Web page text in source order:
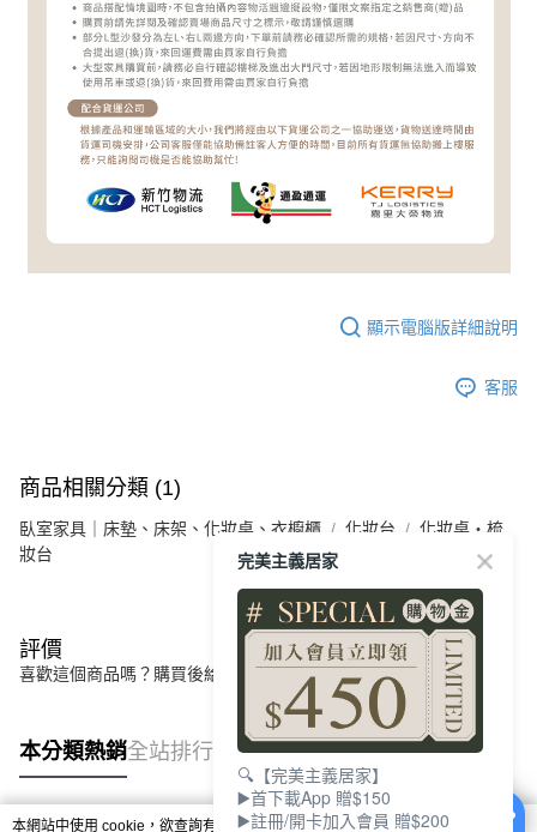
顯示電腦版詳細說明
客服
商品相關分類 (1)
臥室家具｜床墊、床架、化妝桌、衣櫥櫃 化妝台
化妝桌・梳
妝台
評價
喜歡這個商品嗎？購買後給他一個好評吧
本分類熱銷全站排行
本網站中使用 cookie，欲查詢有關本網站使用 cookie 方式之詳情，及若您不希
完美主義居家
🔍【完美主義居家】
▶️首下載App 贈$150
▶️註冊/開卡加入會員 贈$200